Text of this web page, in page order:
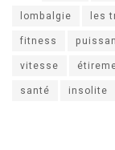
lombalgie
les
fitness
vitesse
santé
insolite